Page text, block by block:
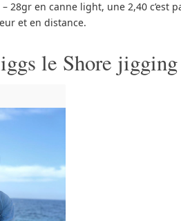
28gr en canne light, une 2,40 c’est
et en distance.
le Shore jigging